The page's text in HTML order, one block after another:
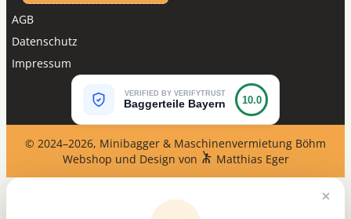
AGB
Datenschutz
Impressum
VERIFIED BY VERIFYTRUST
Baggerteile Bayern 10.0
© 2024–2026, Minibagger & Maschinenvermietung Böhm
Webshop und Design von
Matthias Eger